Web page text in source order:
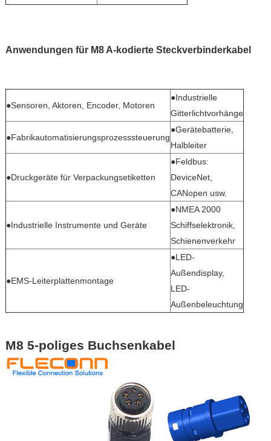
Anwendungen für M8 A-kodierte Steckverbinderkabel
●Sensoren, Aktoren, Encoder, Motoren
●Industrielle
Gitterlichtvorhänge
●Fabrikautomatisierungsprozesssteuerung
●Gerätebatterie,
Halbleiter
●Druckgeräte für Verpackungsetiketten
●Feldbus:
DeviceNet,
CANopen usw.
●Industrielle Instrumente und Geräte
●NMEA 2000
Schiffselektronik,
Schienenverkehr
●EMS-Leiterplattenmontage
●LED-
Außendisplay,
LED-
Außenbeleuchtung
M8 5-poliges Buchsenkabel